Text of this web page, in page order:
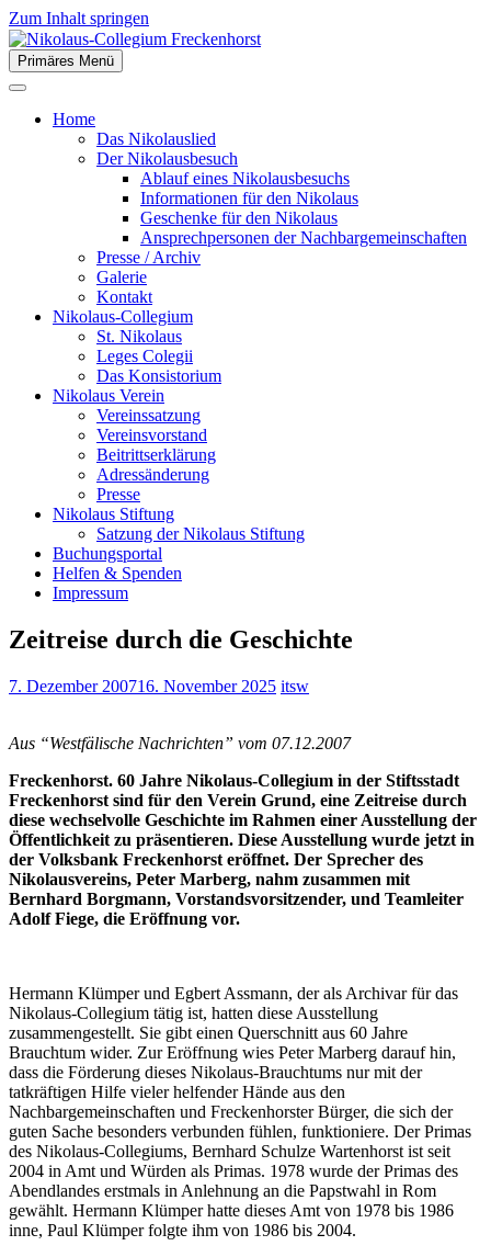
Zum Inhalt springen
Nikolaus-Collegium
Freckenhorst
der Stiftsstadt Freckenhorst e.V.
Primäres Menü
Home
Das Nikolauslied
Der Nikolausbesuch
Ablauf eines Nikolausbesuchs
Informationen für den Nikolaus
Geschenke für den Nikolaus
Ansprechpersonen der Nachbargemeinschaften
Presse / Archiv
Galerie
Kontakt
Nikolaus-Collegium
St. Nikolaus
Leges Colegii
Das Konsistorium
Nikolaus Verein
Vereinssatzung
Vereinsvorstand
Beitrittserklärung
Adressänderung
Presse
Nikolaus Stiftung
Satzung der Nikolaus Stiftung
Buchungsportal
Helfen & Spenden
Impressum
Zeitreise durch die Geschichte
7. Dezember 200716. November 2025 itsw
Aus “Westfälische Nachrichten” vom 07.12.2007
Freckenhorst. 60 Jahre Nikolaus-Collegium in der Stiftsstadt
Freckenhorst sind für den Verein Grund, eine Zeitreise durch
diese wechselvolle Geschichte im Rahmen einer Ausstellung der
Öffentlichkeit zu präsentieren. Diese Ausstellung wurde jetzt in
der Volksbank Freckenhorst eröffnet. Der Sprecher des
Nikolausvereins, Peter Marberg, nahm zusammen mit
Bernhard Borgmann, Vorstandsvorsitzender, und Teamleiter
Adolf Fiege, die Eröffnung vor.
Hermann Klümper und Egbert Assmann, der als Archivar für das
Nikolaus-Collegium tätig ist, hatten diese Ausstellung
zusammengestellt. Sie gibt einen Querschnitt aus 60 Jahre
Brauchtum wider. Zur Eröffnung wies Peter Marberg darauf hin,
dass die Förderung dieses Nikolaus-Brauchtums nur mit der
tatkräftigen Hilfe vieler helfender Hände aus den
Nachbargemeinschaften und Freckenhorster Bürger, die sich der
guten Sache besonders verbunden fühlen, funktioniere. Der Primas
des Nikolaus-Collegiums, Bernhard Schulze Wartenhorst ist seit
2004 in Amt und Würden als Primas. 1978 wurde der Primas des
Abendlandes erstmals in Anlehnung an die Papstwahl in Rom
gewählt. Hermann Klümper hatte dieses Amt von 1978 bis 1986
inne, Paul Klümper folgte ihm von 1986 bis 2004.